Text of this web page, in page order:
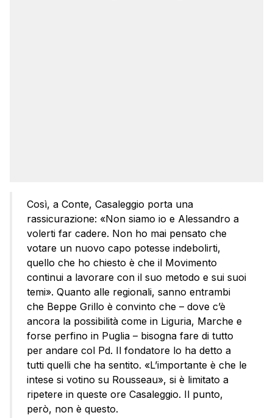
Così, a Conte, Casaleggio porta una
rassicurazione: «Non siamo io e Alessandro a
volerti far cadere. Non ho mai pensato che
votare un nuovo capo potesse indebolirti,
quello che ho chiesto è che il Movimento
continui a lavorare con il suo metodo e sui suoi
temi». Quanto alle regionali, sanno entrambi
che Beppe Grillo è convinto che – dove c’è
ancora la possibilità come in Liguria, Marche e
forse perfino in Puglia – bisogna fare di tutto
per andare col Pd. Il fondatore lo ha detto a
tutti quelli che ha sentito. «L’importante è che le
intese si votino su Rousseau», si è limitato a
ripetere in queste ore Casaleggio. Il punto,
però, non è questo.